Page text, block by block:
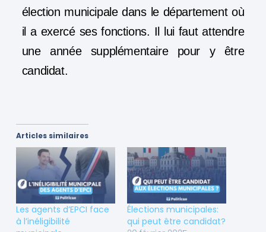
élection municipale dans le département où
il a exercé ses fonctions. Il lui faut attendre
une année supplémentaire pour y être
candidat.
Articles similaires
Les agents d’EPCI face
à l’inéligibilité
Élections municipales:
qui peut être candidat?